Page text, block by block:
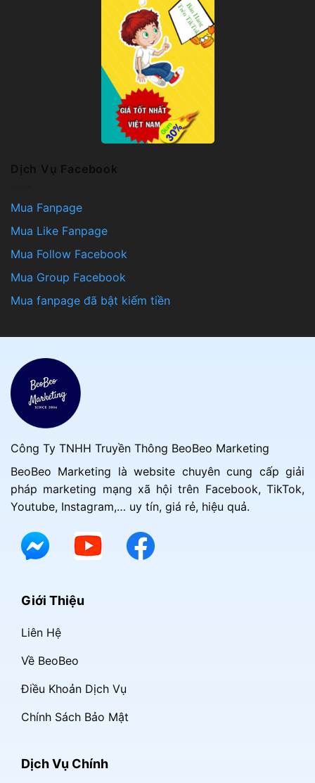
Dịch Vụ Facebook
Mua Fanpage
Mua Like Fanpage
Mua Follow Facebook
Mua Group Facebook
Mua fanpage đã bật kiếm tiền
Công Ty TNHH Truyền Thông BeoBeo Marketing
BeoBeo Marketing là website chuyên cung cấp giải
pháp marketing mạng xã hội trên Facebook, TikTok,
Youtube, Instagram,… uy tín, giá rẻ, hiệu quả.
Giới Thiệu
Liên Hệ
Về BeoBeo
Điều Khoản Dịch Vụ
Chính Sách Bảo Mật
Dịch Vụ Chính